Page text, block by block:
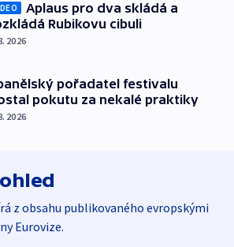
Aplaus pro dva skládá a
Rubikovu cibuli
2026
pořadatel festivalu
pokutu za nekalé praktiky
2026
z obsahu publikovaného evropskými
Eurovize.